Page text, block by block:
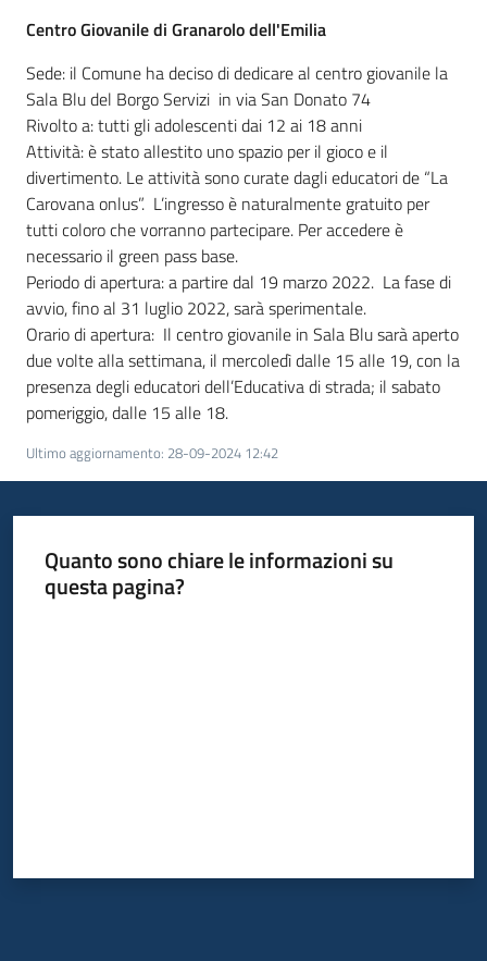
Centro Giovanile di Granarolo dell'Emilia
Sede: il Comune ha deciso di dedicare al centro giovanile la
Sala Blu del Borgo Servizi in via San Donato 74
Rivolto a: tutti gli adolescenti dai 12 ai 18 anni
Attività: è stato allestito uno spazio per il gioco e il
divertimento. Le attività sono curate dagli educatori de “La
Carovana onlus”. L’ingresso è naturalmente gratuito per
tutti coloro che vorranno partecipare. Per accedere è
necessario il green pass base.
Periodo di apertura: a partire dal 19 marzo 2022. La fase di
avvio, fino al 31 luglio 2022, sarà sperimentale.
Orario di apertura: Il centro giovanile in Sala Blu sarà aperto
due volte alla settimana, il mercoledì dalle 15 alle 19, con la
presenza degli educatori dell’Educativa di strada; il sabato
pomeriggio, dalle 15 alle 18.
Ultimo aggiornamento: 28-09-2024 12:42
Quanto sono chiare le informazioni su
questa pagina?